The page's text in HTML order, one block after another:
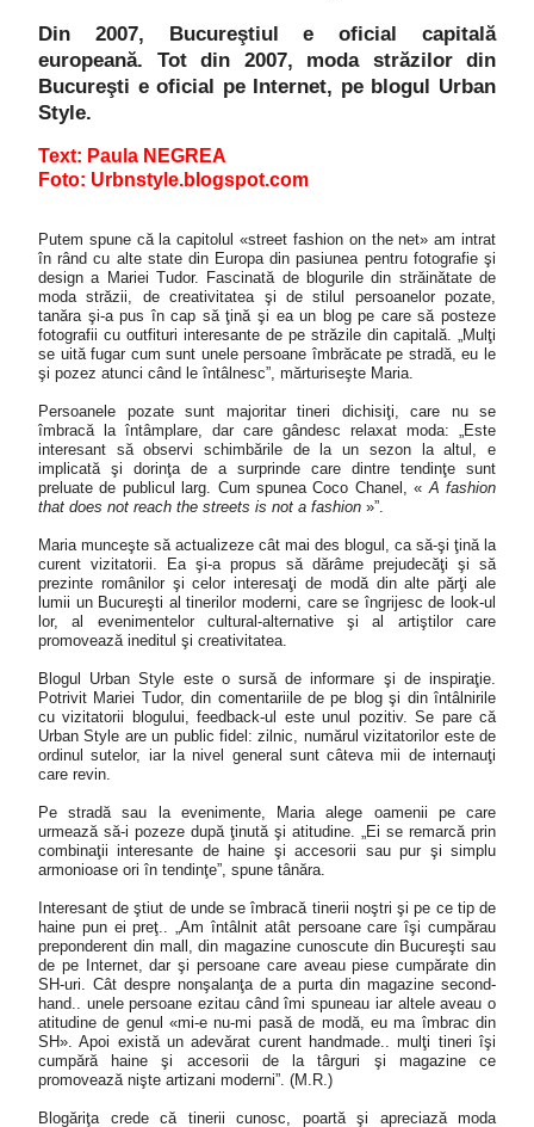
Din 2007, Bucureştiul e oficial capitală
europeană. Tot din 2007, moda străzilor din
Bucureşti e oficial pe Internet, pe blogul Urban
Style.
Text: Paula NEGREA
Foto: Urbnstyle.blogspot.com
Putem spune că la capitolul «street fashion on the net» am intrat
în rând cu alte state din Europa din pasiunea pentru fotografie şi
design a Mariei Tudor. Fascinată de blogurile din străinătate de
moda străzii, de creativitatea şi de stilul persoanelor pozate,
tanăra şi-a pus în cap să ţină şi ea un blog pe care să posteze
fotografii cu outfituri interesante de pe străzile din capitală. „ Mulţi
se uită fugar cum sunt unele persoane îmbrăcate pe stradă, eu le
şi pozez atunci când le întâlnesc”, mărturiseşte Maria.
Persoanele pozate sunt majoritar tineri dichisiţi, care nu se
îmbracă la întâmplare, dar care gândesc relaxat moda: „Este
interesant să observi schimbările de la un sezon la altul, e
implicată şi dorinţa de a surprinde care dintre tendinţe sunt
preluate de publicul larg. Cum spunea Coco Chanel, « A fashion
that does not reach the streets is not a fashion »”.
Maria munceşte să actualizeze cât mai des blogul, ca să-şi ţină la
curent vizitatorii. Ea şi-a propus să dărâme prejudecăţi şi să
prezinte românilor şi celor interesaţi de modă din alte părţi ale
lumii un Bucureşti al tinerilor moderni, care se îngrijesc de look-ul
lor, al evenimentelor cultural-alternative şi al artiştilor care
promovează ineditul şi creativitatea.
Blogul Urban Style este o sursă de informare şi de inspiraţie.
Potrivit Mariei Tudor, din comentariile de pe blog şi din întâlnirile
cu vizitatorii blogului, feedback-ul este unul pozitiv. Se pare că
Urban Style are un public fidel: zilnic, numărul vizitatorilor este de
ordinul sutelor, iar la nivel general sunt câteva mii de internauţi
care revin.
Pe stradă sau la evenimente, Maria alege oamenii pe care
urmează să-i pozeze după ţinută şi atitudine. „Ei se remarcă prin
combinaţii interesante de haine şi accesorii sau pur şi simplu
armonioase ori în tendinţe”, spune tânăra.
Interesant de ştiut de unde se îmbracă tinerii noştri şi pe ce tip de
haine pun ei preţ.. „Am întâlnit atât persoane care îşi cumpărau
preponderent din mall, din magazine cunoscute din Bucureşti sau
de pe Internet, dar şi persoane care aveau piese cumpărate din
SH-uri. Cât despre nonşalanţa de a purta din magazine second-
hand.. unele persoane ezitau când îmi spuneau iar altele aveau o
atitudine de genul «mi-e nu-mi pasă de modă, eu ma îmbrac din
SH». Apoi există un adevărat curent handmade.. mulţi tineri îşi
cumpără haine şi accesorii de la târguri şi magazine ce
promovează nişte artizani moderni”. (M.R.)
Blogăriţa crede că tinerii cunosc, poartă şi apreciază moda